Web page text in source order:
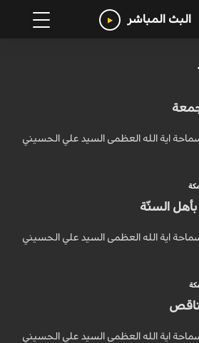
البث المباشر
اية الله العظمى السيد علي الحسيني
بأهل السنّة
اية الله العظمى السيد علي الحسيني
اية الله العظمى السيد علي الحسيني